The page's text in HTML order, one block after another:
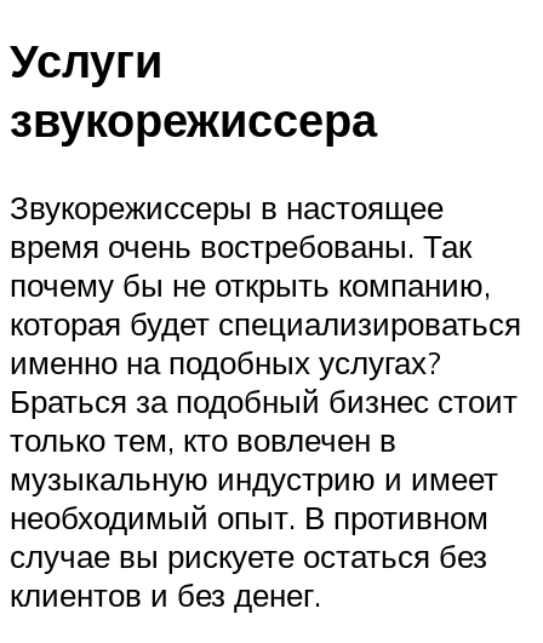
Услуги
звукорежиссера
Звукорежиссеры в настоящее
время очень востребованы. Так
почему бы не открыть компанию,
которая будет специализироваться
именно на подобных услугах?
Браться за подобный бизнес стоит
только тем, кто вовлечен в
музыкальную индустрию и имеет
необходимый опыт. В противном
случае вы рискуете остаться без
клиентов и без денег.